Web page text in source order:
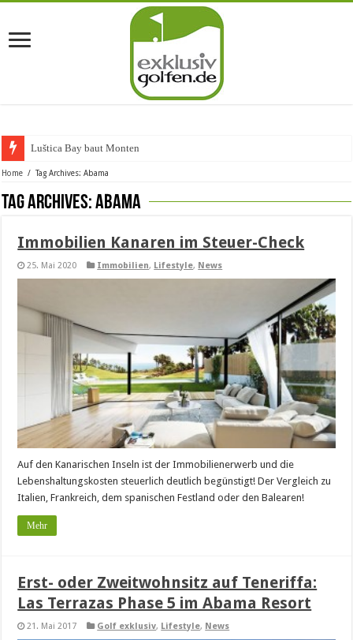
Luštica Bay baut Montenegros erst
Home / Tag Archives: Abama
Tag Archives:Abama
Immobilien Kanaren im Steuer-Check
25. Mai 2020 Immobilien, Lifestyle, News
Auf den Kanarischen Inseln ist der Immobilienerwerb und die
Lebenshaltungskosten steuerlich deutlich begünstigt! Der Vergleich zu
Italien, Frankreich, dem spanischen Festland oder den Balearen!
Mehr
Erst- oder Zweitwohnsitz auf Teneriffa:
Las Terrazas Phase 5 im Abama Resort
21. Mai 2017 Golf exklusiv, Lifestyle, News